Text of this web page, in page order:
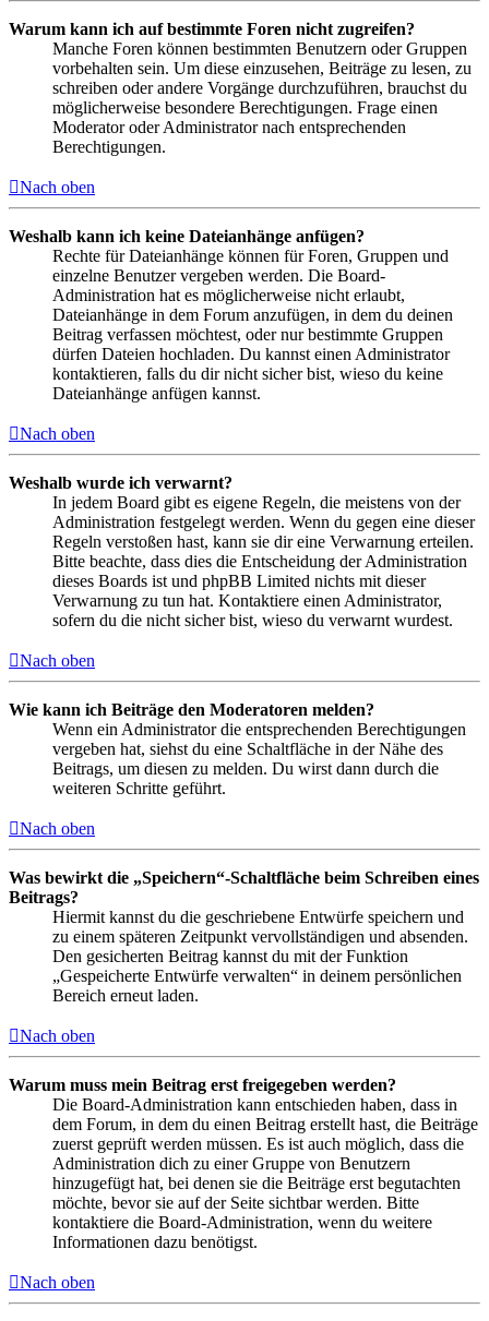
Warum kann ich auf bestimmte Foren nicht zugreifen?
Manche Foren können bestimmten Benutzern oder Gruppen
vorbehalten sein. Um diese einzusehen, Beiträge zu lesen, zu
schreiben oder andere Vorgänge durchzuführen, brauchst du
möglicherweise besondere Berechtigungen. Frage einen
Moderator oder Administrator nach entsprechenden
Berechtigungen.
Nach oben
Weshalb kann ich keine Dateianhänge anfügen?
Rechte für Dateianhänge können für Foren, Gruppen und
einzelne Benutzer vergeben werden. Die Board-
Administration hat es möglicherweise nicht erlaubt,
Dateianhänge in dem Forum anzufügen, in dem du deinen
Beitrag verfassen möchtest, oder nur bestimmte Gruppen
dürfen Dateien hochladen. Du kannst einen Administrator
kontaktieren, falls du dir nicht sicher bist, wieso du keine
Dateianhänge anfügen kannst.
Nach oben
Weshalb wurde ich verwarnt?
In jedem Board gibt es eigene Regeln, die meistens von der
Administration festgelegt werden. Wenn du gegen eine dieser
Regeln verstoßen hast, kann sie dir eine Verwarnung erteilen.
Bitte beachte, dass dies die Entscheidung der Administration
dieses Boards ist und phpBB Limited nichts mit dieser
Verwarnung zu tun hat. Kontaktiere einen Administrator,
sofern du die nicht sicher bist, wieso du verwarnt wurdest.
Nach oben
Wie kann ich Beiträge den Moderatoren melden?
Wenn ein Administrator die entsprechenden Berechtigungen
vergeben hat, siehst du eine Schaltfläche in der Nähe des
Beitrags, um diesen zu melden. Du wirst dann durch die
weiteren Schritte geführt.
Nach oben
Was bewirkt die „Speichern“-Schaltfläche beim Schreiben eines
Beitrags?
Hiermit kannst du die geschriebene Entwürfe speichern und
zu einem späteren Zeitpunkt vervollständigen und absenden.
Den gesicherten Beitrag kannst du mit der Funktion
„Gespeicherte Entwürfe verwalten“ in deinem persönlichen
Bereich erneut laden.
Nach oben
Warum muss mein Beitrag erst freigegeben werden?
Die Board-Administration kann entschieden haben, dass in
dem Forum, in dem du einen Beitrag erstellt hast, die Beiträge
zuerst geprüft werden müssen. Es ist auch möglich, dass die
Administration dich zu einer Gruppe von Benutzern
hinzugefügt hat, bei denen sie die Beiträge erst begutachten
möchte, bevor sie auf der Seite sichtbar werden. Bitte
kontaktiere die Board-Administration, wenn du weitere
Informationen dazu benötigst.
Nach oben